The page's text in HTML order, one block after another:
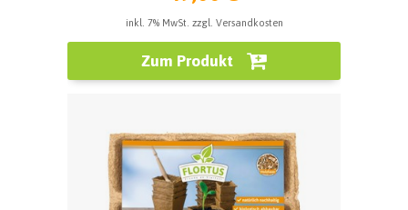
inkl. 7% MwSt. zzgl. Versandkosten
Zum Produkt